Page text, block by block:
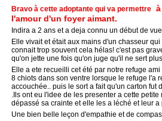
Bravo à cette adoptante qui va permettre
l'amour d'un foyer aimant.
Indira a 2 ans et a deja connu un début de
Elle vivait et était aux mains d'un chasseur
connait trop souvent cela hélas! c'est pas
qu'on jette une fois qu'on juge qu'il ne sert
Elle a ete recueilli cet été par notre refuge
8 chiots dans son ventre lorsque le refuge l'a
accouchée.. puis le sort a fait qu'un carton
.Ils ont eu l'idee de les presenter a cette
dépassé sa crainte et elle les a léché et leur
Une bien belle leçon d'empathie et de